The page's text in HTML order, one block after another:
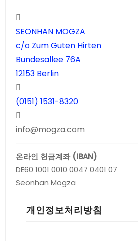
SEONHAN MOGZA
c/o Zum Guten Hirten
Bundesallee 76A
12153 Berlin
(0151) 1531-8320
info@mogza.com
온라인 헌금계좌 (IBAN)
DE60 1001 0010 0047 0401 07
Seonhan Mogza
개인정보처리방침